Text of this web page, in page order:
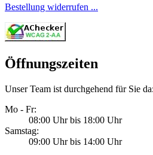
Bestellung widerrufen ...
Öffnungszeiten
Unser Team ist durchgehend für Sie da:
Mo - Fr:
08:00 Uhr bis 18:00 Uhr
Samstag:
09:00 Uhr bis 14:00 Uhr